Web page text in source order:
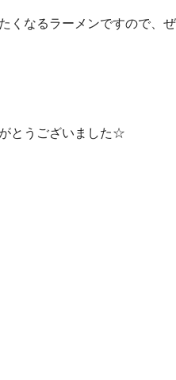
くなるラーメンですので、ぜ
とうございました☆